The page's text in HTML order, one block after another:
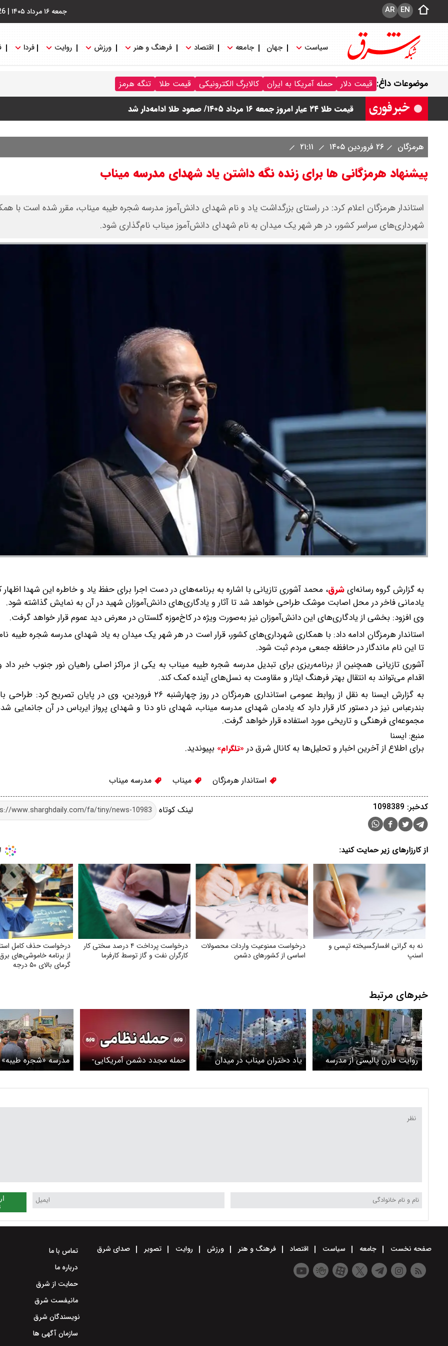
جمعه ۱۶ مرداد ۱۴۰۵ | EN
AR
سیاست جهان جامعه اقتصاد فرهنگ و هنر ورزش روایت فردا
موضوعات داغ: قیمت دلار حمله آمریکا به ایران کالابرگ الکترونیکی قیمت طلا تنگه هرمز
قیمت دینار عراق امروز جمعه ۱۶ مرداد ۱۴۰۵ اعلام شد + جدول
قیمت سکه امامی امروز جمعه ۱۶ مرداد ۱۴۰۵ اعلام شد/ کاهش قیمت سکه
قیمت طلا ۲۴ عیار امروز جمعه ۱۶ مرداد ۱۴۰۵/ صعود طلا ادامه‌دار شد
قیمت نفت امروز جمعه ۱۶ مرداد ۱۴۰۵ / نفت صعودی شد + جدول
هرمزگان ۲۶ فروردین ۱۴۰۵
پیشنهاد هرمزگانی ها برای زنده نگه داشتن یاد شهدای مدرسه میناب
استاندار هرمزگان اعلام کرد: در راستای بزرگداشت یاد و نام شهدای دانش‌آموز مدرسه شجره طیبه میناب، مقرر شده است با
شهرداری‌های سراسر کشور، در هر شهر یک میدان به نام شهدای دانش‌آموز میناب نام‌گذاری شود.
به گزارش گروه رسانه‌ایشرق، محمد آشوری تازیانی با اشاره به برنامه‌های در دست اجرا برای حفظ یاد و خاطره این شهدا اظهار
یادمانی فاخر در محل اصابت موشک طراحی خواهد شد تا آثار و یادگاری‌های دانش‌آموزان شهید در آن به نمایش گذاشته شود.
وی افزود: بخشی از یادگاری‌های این دانش‌آموزان نیز به‌صورت ویژه در کاخ‌موزه گلستان در معرض دید عموم قرار خواهد گرفت.
استاندار هرمزگان ادامه داد: با همکاری شهرداری‌های کشور، قرار است در هر شهر یک میدان به یاد شهدای مدرسه شجره طیبه
تا این نام ماندگار در حافظه جمعی مردم ثبت شود.
آشوری تازیانی همچنین از برنامه‌ریزی برای تبدیل مدرسه شجره طیبه میناب به یکی از مراکز اصلی راهیان نور جنوب خبر
اقدام می‌تواند به انتقال بهتر فرهنگ ایثار و مقاومت به نسل‌های آینده کمک کند.
به گزارش ایسنا به نقل از روابط عمومی استانداری هرمزگان در روز چهارشنبه ۲۶ فروردین، وی در پایان
بندرعباس نیز در دستور کار قرار دارد که یادمان شهدای مدرسه میناب، شهدای ناو دنا و شهدای پرواز ایرباس در آن جانمایی
مجموعه‌ای فرهنگی و تاریخی مورد استفاده قرار خواهد گرفت.
منبع: ايسنا
برای اطلاع از آخرین اخبار و تحلیل‌ها به کانال شرق در «تلگرام» بپیوندید.
استاندار هرمزگان میناب مدرسه میناب
لینک کوتاه کدخبر: 1098389
از کارزارهای زیر حمایت کنید:
نه به گرانی افسارگسیخته تپسی و
اسنپ
درخواست ممنوعیت واردات محصولات
اساسی از کشورهای دشمن
درخواست پرداخت ۴ درصد سختی کار
کارگران نفت و گاز توسط کارفرما
درخواست حذف کامل
از برنامه خاموشی‌های
گرمای بالای ۵۰ درجه
خبرهای مرتبط
روایت فارن پالیسی از مدرسه
میناب
یاد دختران میناب در میدان
جرج مارشال
حمله مجدد دشمن آمریکایی-
صهیونی به یک درمانگاه در
مدرسه «شجره طیبه»
فهرست میراث ملی
صفحه نخست جامعه سیاست اقتصاد فرهنگ و هنر ورزش روایت تصویر صدای شرق
تماس با ما
درباره ما
حمایت از شرق
مانیفست شرق
نویسندگان شرق
سازمان آگهی ها